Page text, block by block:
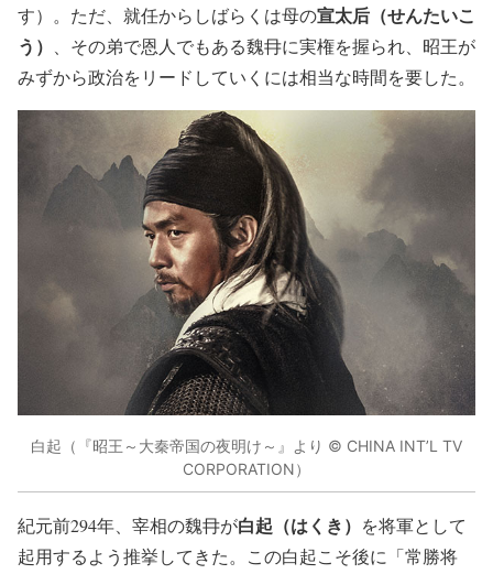
す）。ただ、就任からしばらくは母の宣太后（せんたいこ
う）
、その弟で恩人でもある魏冄に実権を握られ、昭王が
みずから政治をリードしていくには相当な時間を要した。
白起（『昭王～大秦帝国の夜明け～』より © CHINA INT’L TV
CORPORATION）
紀元前294年、宰相の魏冄が白起（はくき） を将軍として
起用するよう推挙してきた。この白起こそ後に「常勝将